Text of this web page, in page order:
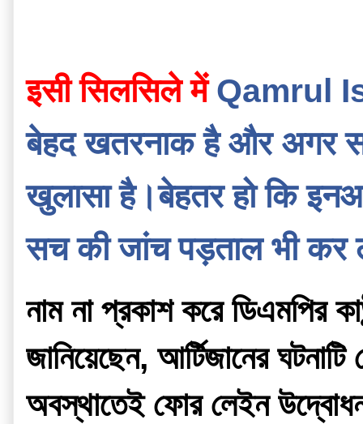
इसी सिलसिले में Qamrul
बेहद खतरनाक है और अगर
खुलासा है।बेहतर हो कि
सच की जांच पड़ताल भी कर
নাম না প্রকাশ করে ডিএমপির
জানিয়েছেন, আর্টিজানের
অবস্থাতেই ফোর লেইন উদ্বোধন